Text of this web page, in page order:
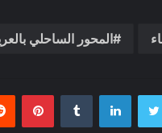
المحور الساحلي
تويتر لينكدإن